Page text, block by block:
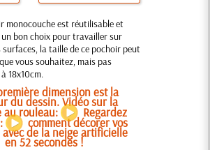
monocouche est réutilisable et
bon choix pour travailler sur
la taille de ce pochoir peut
vous souhaitez, mais pas
18x10cm.
dimension est la
du dessin. Vidéo sur la
au rouleau: Regardez
comment décorer vos
de la neige artificielle
en 52 secondes !